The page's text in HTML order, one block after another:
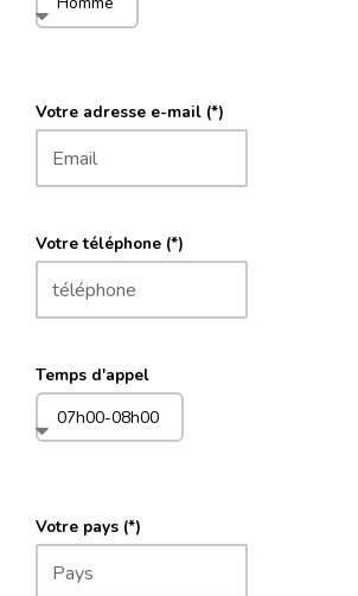
Votre adresse e-mail (*)
Votre téléphone (*)
Temps d'appel
Votre pays (*)